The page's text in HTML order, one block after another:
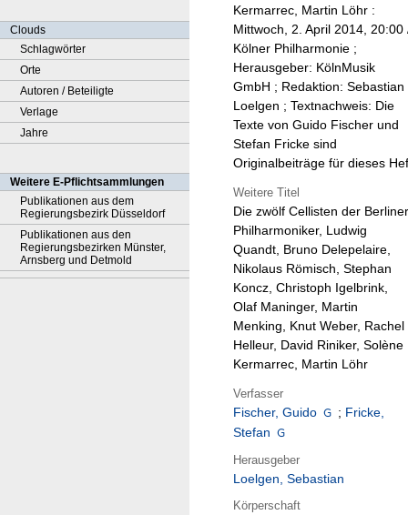
Clouds
Schlagwörter
Orte
Autoren / Beteiligte
Verlage
Jahre
Weitere E-Pflichtsammlungen
Publikationen aus dem
Regierungsbezirk Düsseldorf
Publikationen aus den
Regierungsbezirken Münster,
Arnsberg und Detmold
Kermarrec, Martin Löhr :
Mittwoch, 2. April 2014, 20:00
Kölner Philharmonie ;
Herausgeber: KölnMusik
GmbH ; Redaktion: Sebastian
Loelgen ; Textnachweis: Die
Texte von Guido Fischer und
Stefan Fricke sind
Originalbeiträge für dieses
Weitere Titel
Die zwölf Cellisten der Berliner
Philharmoniker, Ludwig
Quandt, Bruno Delepelaire,
Nikolaus Römisch, Stephan
Koncz, Christoph Igelbrink,
Olaf Maninger, Martin
Menking, Knut Weber, Rachel
Helleur, David Riniker, Solène
Kermarrec, Martin Löhr
Verfasser
Fischer, Guido ; Fricke,
Stefan
Herausgeber
Loelgen, Sebastian
Körperschaft